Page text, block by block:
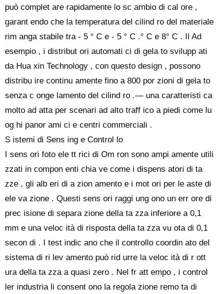
può complet are rapidamente lo sc ambio di cal ore ,
garant endo che la temperatura del cilind ro del materiale
rim anga stabile tra - 5 ° C e - 5 ° C .° C e 8° C . Il Ad
esempio , i distribut ori automati ci di gela to svilupp ati
da Hua xin Technology , con questo design , possono
distribu ire continu amente fino a 800 por zioni di gela to
senza c onge lamento del cilind ro .— una caratteristi ca
molto ad atta per scenari ad alto traff ico a piedi come lu
og hi panor ami ci e centri commerciali .
S istemi di Sens ing e Control lo
I sens ori foto ele tt rici di Om ron sono ampi amente utili
zzati in compon enti chia ve come i dispens atori di ta
zze , gli alb eri di a zion amento e i mot ori per le aste di
ele va zione . Questi sens ori raggi ung ono un err ore di
prec isione di separa zione della ta zza inferiore a 0,1
mm e una veloc ità di risposta della ta zza vu ota di 0,1
secon di . I test indic ano che il controllo coordin ato del
sistema di ri lev amento può rid urre la veloc ità di r ott
ura della ta zza a quasi zero . Nel fr att empo , i control
ler industria li consent ono la regola zione remo ta di